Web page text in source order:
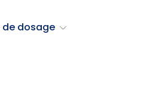
de dosage